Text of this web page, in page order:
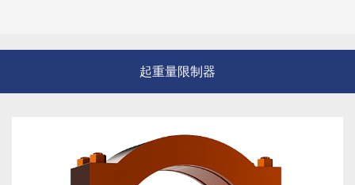
起重量限制器